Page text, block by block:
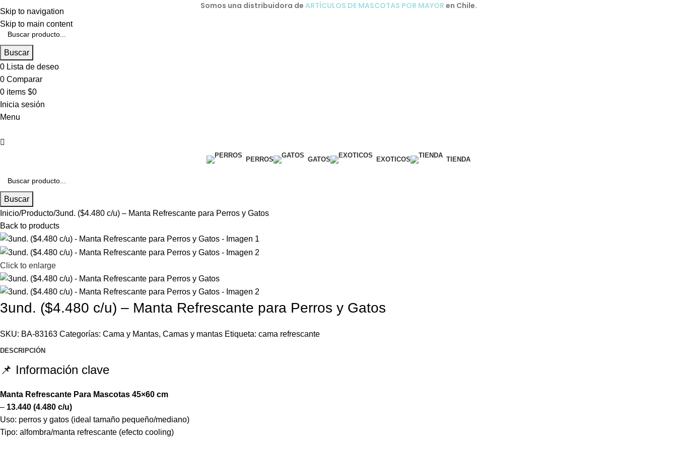
Skip to navigation
Skip to main content
Somos una distribuidora de ARTÍCULOS DE MASCOTAS POR MAYOR en Chile.
Buscar
0 Lista de deseo
0 Comparar
0 items $0
Inicia sesión
Menu
PERROS GATOS EXOTICOS TIENDA
Buscar
Inicio Producto 3und. ($4.480 c/u) – Manta Refrescante para Perros y Gatos
Back to products
Click to enlarge
3und. ($4.480 c/u) – Manta Refrescante para Perros y Gatos
SKU: BA-83163 Categorías: Cama y Mantas, Camas y mantas Etiqueta: cama refrescante
DESCRIPCIÓN
📌 Información clave
Manta Refrescante Para Mascotas 45×60 cm
– 13.440 (4.480 c/u)
Uso: perros y gatos (ideal tamaño pequeño/mediano)
Tipo: alfombra/manta refrescante (efecto cooling)